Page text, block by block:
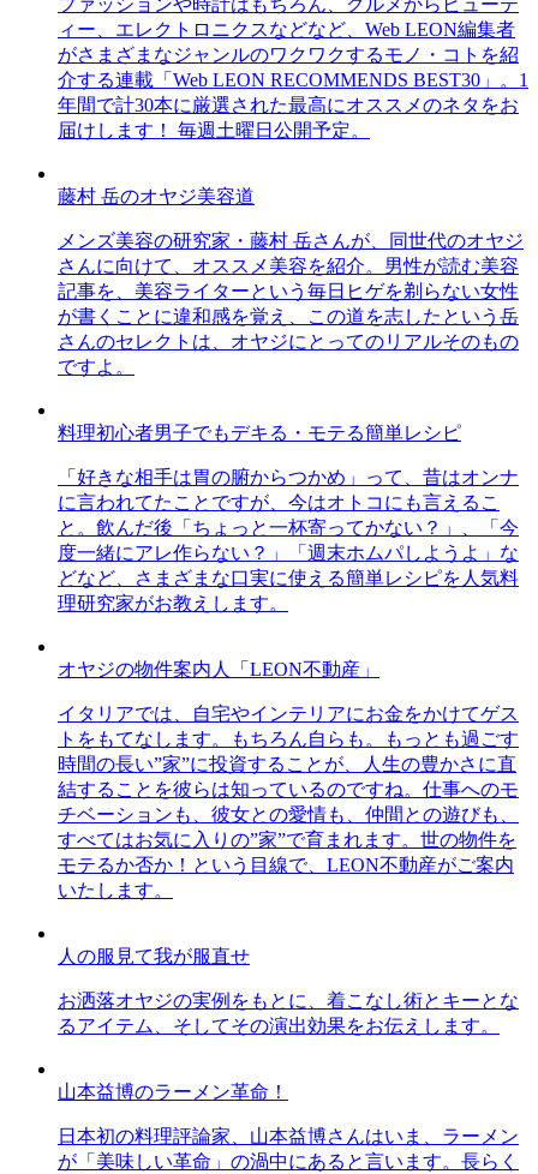
ファッションや時計はもちろん、グルメからビューテ
ィー、エレクトロニクスなどなど、Web LEON編集者
がさまざまなジャンルのワクワクするモノ・コトを紹
介する連載「Web LEON RECOMMENDS BEST30」。1
年間で計30本に厳選された最高にオススメのネタをお
届けします！ 毎週土曜日公開予定。
藤村 岳のオヤジ美容道
メンズ美容の研究家・藤村 岳さんが、同世代のオヤジ
さんに向けて、オススメ美容を紹介。男性が読む美容
記事を、美容ライターという毎日ヒゲを剃らない女性
が書くことに違和感を覚え、この道を志したという岳
さんのセレクトは、オヤジにとってのリアルそのもの
ですよ。
料理初心者男子でもデキる・モテる簡単レシピ
「好きな相手は胃の腑からつかめ」って、昔はオンナ
に言われてたことですが、今はオトコにも言えるこ
と。飲んだ後「ちょっと一杯寄ってかない？」、「今
度一緒にアレ作らない？」「週末ホムパしようよ」な
どなど、さまざまな口実に使える簡単レシピを人気料
理研究家がお教えします。
オヤジの物件案内人「LEON不動産」
イタリアでは、自宅やインテリアにお金をかけてゲス
トをもてなします。もちろん自らも。もっとも過ごす
時間の長い”家”に投資することが、人生の豊かさに直
結することを彼らは知っているのですね。仕事へのモ
チベーションも、彼女との愛情も、仲間との遊びも、
すべてはお気に入りの”家”で育まれます。世の物件を
モテるか否か！という目線で、LEON不動産がご案内
いたします。
人の服見て我が服直せ
お洒落オヤジの実例をもとに、着こなし術とキーとな
るアイテム、そしてその演出効果をお伝えします。
山本益博のラーメン革命！
日本初の料理評論家、山本益博さんはいま、ラーメン
が「美味しい革命」の渦中にあると言います。長らく